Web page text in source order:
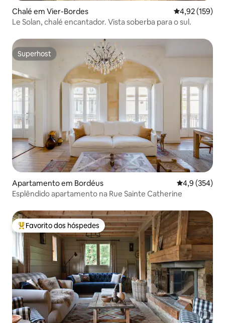
Chalé em Vier-Bordes Classificação
4,92 (159)
Le Solan, chalé encantador. Vista soberba para o sul.
Superhost
Superhost
Apartamento em Bordéus Classificação
4,9 (354)
Esplêndido apartamento na Rue Sainte Catherine
Favoritos dos hóspedes mais apreciados
Favorito dos hóspedes